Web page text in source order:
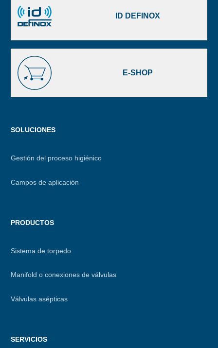
ID DEFINOX
DEFINOX
E-SHOP
SHOP
Menu
SOLUCIONES
Gestión del proceso higiénico
Campos de aplicación
PRODUCTOS
Sistema de torpedo
Manifold o conexiones de válvulas
Válvulas asépticas
SERVICIOS